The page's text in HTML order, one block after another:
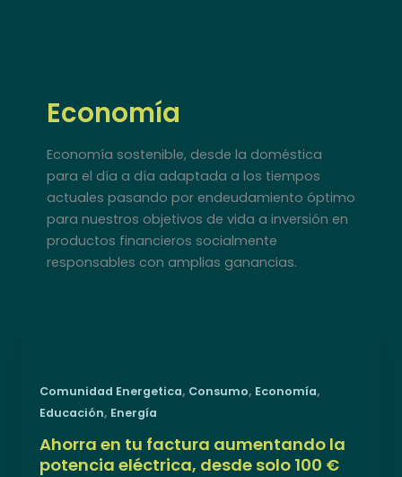
Economía
Economía sostenible, desde la doméstica
para el día a día adaptada a los tiempos
actuales pasando por endeudamiento óptimo
para nuestros objetivos de vida a inversión en
productos financieros socialmente
responsables con amplias ganancias.
Comunidad Energetica, Consumo, Economía,
Educación, Energía
Ahorra en tu factura aumentando la
potencia eléctrica, desde solo 100 €